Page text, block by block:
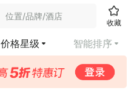
位置/品牌/酒店
收藏
价格星级 智能排序